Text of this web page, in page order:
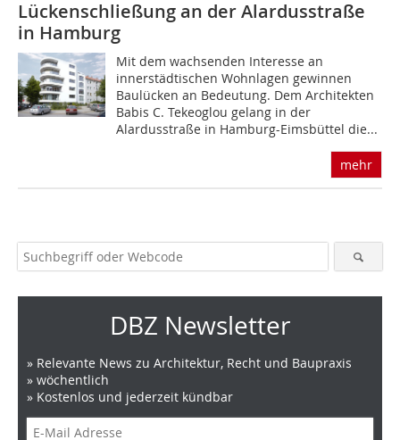
Lückenschließung an der Alardusstraße
in Hamburg
Mit dem wachsenden Interesse an
innerstädtischen Wohnlagen gewinnen
Baulücken an Bedeutung. Dem Architekten
Babis C. Tekeoglou gelang in der
Alardusstraße in Hamburg-Eimsbüttel die...
mehr
DBZ Newsletter
» Relevante News zu Architektur, Recht und Baupraxis
» wöchentlich
» Kostenlos und jederzeit kündbar